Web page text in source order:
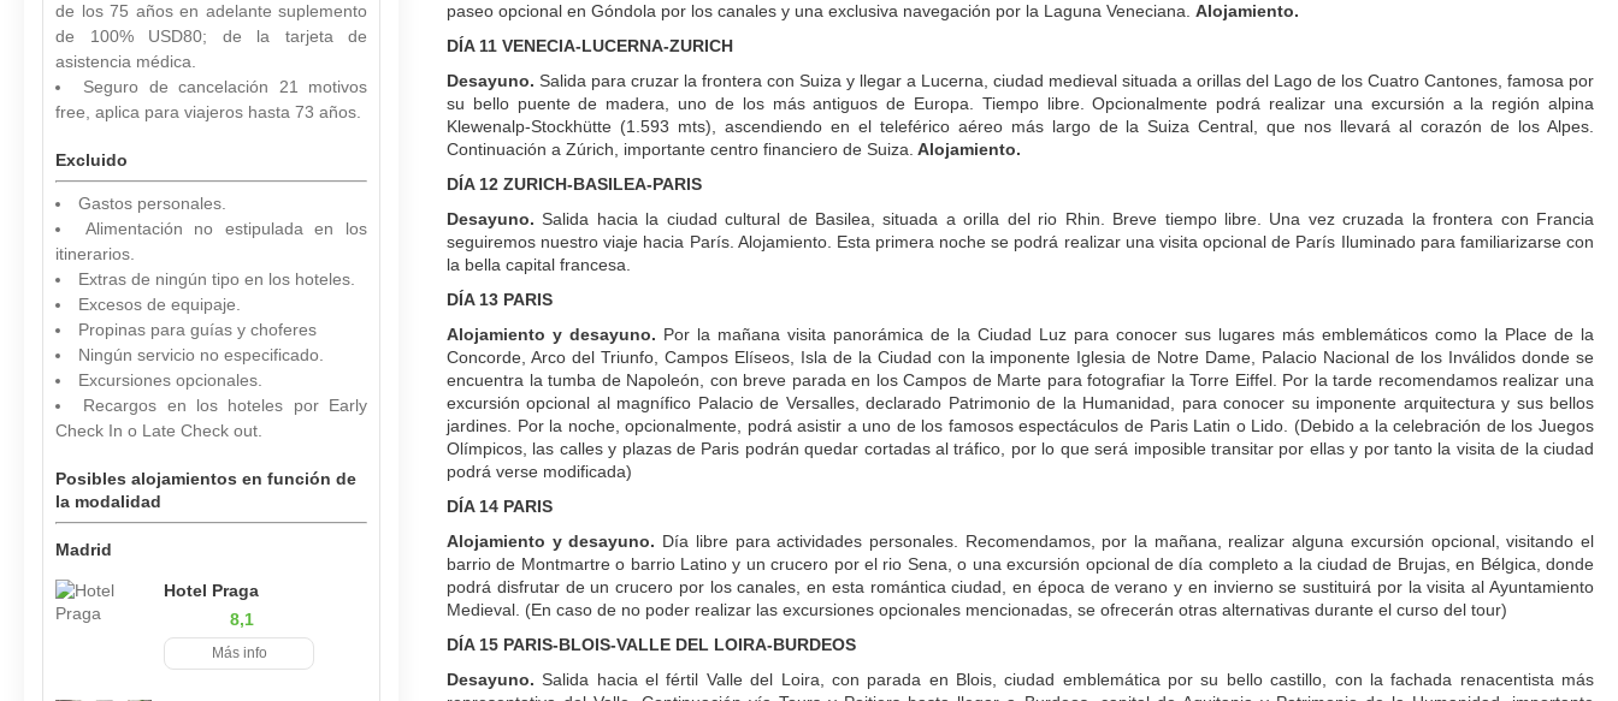
paseo opcional en Góndola por los canales y una exclusiva navegación por la Laguna Veneciana. Alojamiento.
DÍA 11 VENECIA-LUCERNA-ZURICH
Desayuno. Salida para cruzar la frontera con Suiza y llegar a Lucerna, ciudad medieval situada a orillas del Lago de los Cuatro Cantones, famosa por
su bello puente de madera, uno de los más antiguos de Europa. Tiempo libre. Opcionalmente podrá realizar una excursión a la región alpina
Klewenalp-Stockhütte (1.593 mts), ascendiendo en el teleférico aéreo más largo de la Suiza Central, que nos llevará al corazón de los Alpes.
Continuación a Zúrich, importante centro financiero de Suiza. Alojamiento.
DÍA 12 ZURICH-BASILEA-PARIS
Desayuno. Salida hacia la ciudad cultural de Basilea, situada a orilla del rio Rhin. Breve tiempo libre. Una vez cruzada la frontera con Francia
seguiremos nuestro viaje hacia París. Alojamiento. Esta primera noche se podrá realizar una visita opcional de París Iluminado para familiarizarse con
la bella capital francesa.
DÍA 13 PARIS
Alojamiento y desayuno. Por la mañana visita panorámica de la Ciudad Luz para conocer sus lugares más emblemáticos como la Place de la
Concorde, Arco del Triunfo, Campos Elíseos, Isla de la Ciudad con la imponente Iglesia de Notre Dame, Palacio Nacional de los Inválidos donde se
encuentra la tumba de Napoleón, con breve parada en los Campos de Marte para fotografiar la Torre Eiffel. Por la tarde recomendamos realizar una
excursión opcional al magnífico Palacio de Versalles, declarado Patrimonio de la Humanidad, para conocer su imponente arquitectura y sus bellos
jardines. Por la noche, opcionalmente, podrá asistir a uno de los famosos espectáculos de Paris Latin o Lido. (Debido a la celebración de los Juegos
Olímpicos, las calles y plazas de Paris podrán quedar cortadas al tráfico, por lo que será imposible transitar por ellas y por tanto la visita de la ciudad
podrá verse modificada)
DÍA 14 PARIS
Alojamiento y desayuno. Día libre para actividades personales. Recomendamos, por la mañana, realizar alguna excursión opcional, visitando el
barrio de Montmartre o barrio Latino y un crucero por el rio Sena, o una excursión opcional de día completo a la ciudad de Brujas, en Bélgica, donde
podrá disfrutar de un crucero por los canales, en esta romántica ciudad, en época de verano y en invierno se sustituirá por la visita al Ayuntamiento
Medieval. (En caso de no poder realizar las excursiones opcionales mencionadas, se ofrecerán otras alternativas durante el curso del tour)
DÍA 15 PARIS-BLOIS-VALLE DEL LOIRA-BURDEOS
Desayuno. Salida hacia el fértil Valle del Loira, con parada en Blois, ciudad emblemática por su bello castillo, con la fachada renacentista más
de los 75 años en adelante suplemento
de 100% USD80; de la tarjeta de
asistencia médica.
Seguro de cancelación 21 motivos
free, aplica para viajeros hasta 73 años.
Excluido
Gastos personales.
Alimentación no estipulada en los
itinerarios.
Extras de ningún tipo en los hoteles.
Excesos de equipaje.
Propinas para guías y choferes
Ningún servicio no especificado.
Excursiones opcionales.
Recargos en los hoteles por Early
Check In o Late Check out.
Posibles alojamientos en función de
la modalidad
Madrid
Hotel Praga
8,1
Más info